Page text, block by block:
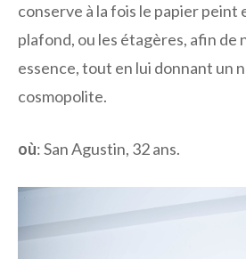
conserve à la fois le papier peint
plafond, ou les étagères, afin de
essence, tout en lui donnant un
cosmopolite.
où: San Agustin, 32 ans.